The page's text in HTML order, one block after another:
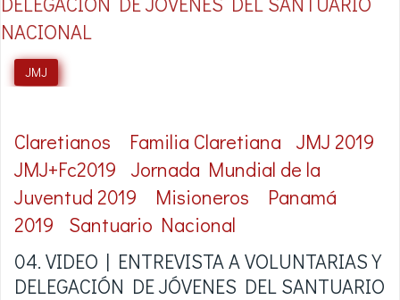
JMJ
Claretianos Familia Claretiana
JMJ 2019
JMJ+Fc2019
Jornada Mundial de la
Juventud 2019
Misioneros
Panamá
2019
Santuario Nacional
04. VIDEO | ENTREVISTA A VOLUNTARIAS Y
DELEGACIÓN DE JÓVENES DEL SANTUARIO